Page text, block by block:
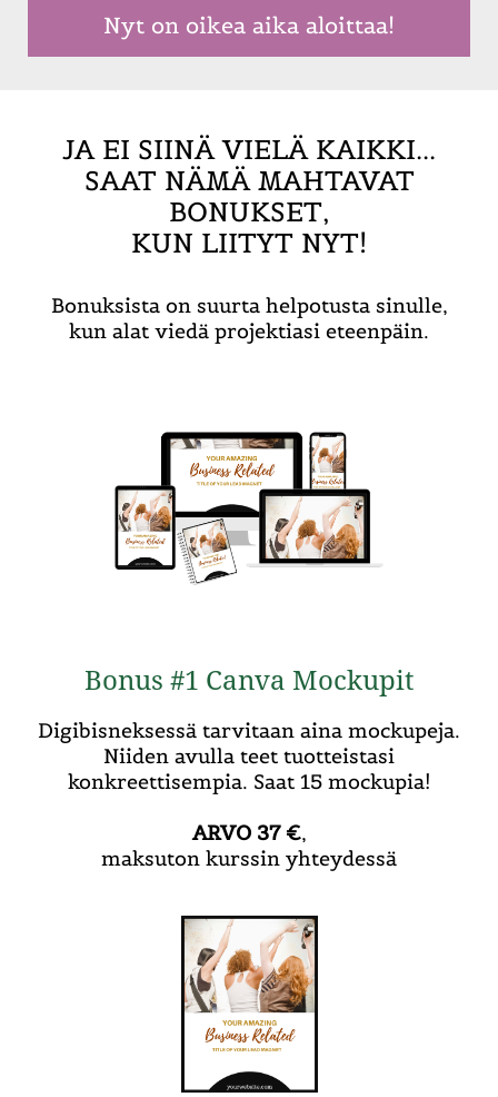
Nyt on oikea aika aloittaa!
JA EI SIINÄ VIELÄ KAIKKI...
SAAT NÄMÄ MAHTAVAT
BONUKSET,
KUN LIITYT NYT!
Bonuksista on suurta helpotusta sinulle,
kun alat viedä projektiasi eteenpäin.
Bonus #1 Canva Mockupit
Digibisneksessä tarvitaan aina mockupeja.
Niiden avulla teet tuotteistasi
konkreettisempia. Saat 15 mockupia!
ARVO 37 €,
maksuton kurssin yhteydessä